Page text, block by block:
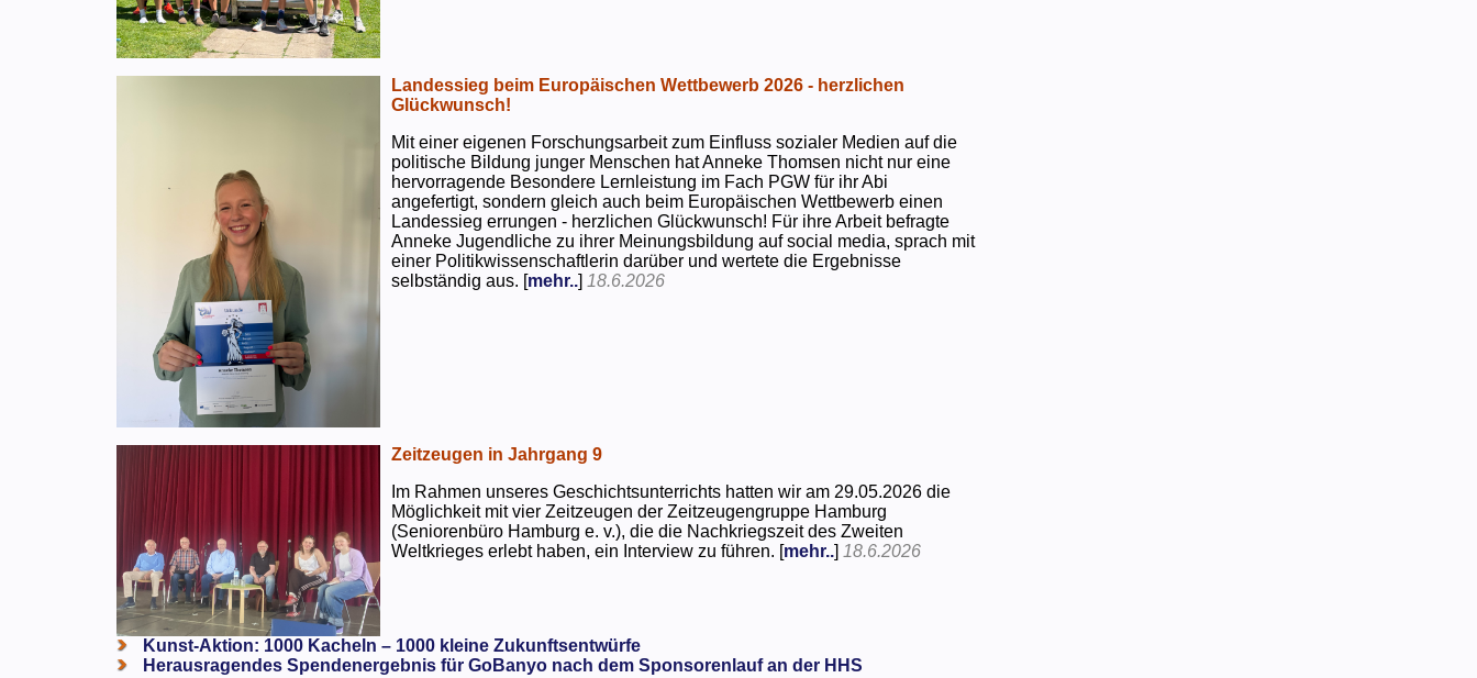
Landessieg beim Europäischen Wettbewerb 2026 - herzlichen
Glückwunsch!
Mit einer eigenen Forschungsarbeit zum Einfluss sozialer Medien auf die
politische Bildung junger Menschen hat Anneke Thomsen nicht nur eine
hervorragende Besondere Lernleistung im Fach PGW für ihr Abi
angefertigt, sondern gleich auch beim Europäischen Wettbewerb einen
Landessieg errungen - herzlichen Glückwunsch! Für ihre Arbeit befragte
Anneke Jugendliche zu ihrer Meinungsbildung auf social media, sprach mit
einer Politikwissenschaftlerin darüber und wertete die Ergebnisse
selbständig aus. [mehr..] 18.6.2026
Zeitzeugen in Jahrgang 9
Im Rahmen unseres Geschichtsunterrichts hatten wir am 29.05.2026 die
Möglichkeit mit vier Zeitzeugen der Zeitzeugengruppe Hamburg
(Seniorenbüro Hamburg e. v.), die die Nachkriegszeit des Zweiten
Weltkrieges erlebt haben, ein Interview zu führen. [mehr..] 18.6.2026
Kunst-Aktion: 1000 Kacheln – 1000 kleine Zukunftsentwürfe
Herausragendes Spendenergebnis für GoBanyo nach dem Sponsorenlauf an der HHS